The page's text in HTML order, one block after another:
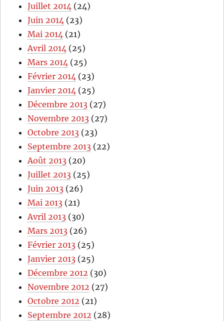
Juillet 2014 (24)
Juin 2014 (23)
Mai 2014 (21)
Avril 2014 (25)
Mars 2014 (25)
Février 2014 (23)
Janvier 2014 (25)
Décembre 2013 (27)
Novembre 2013 (27)
Octobre 2013 (23)
Septembre 2013 (22)
Août 2013 (20)
Juillet 2013 (25)
Juin 2013 (26)
Mai 2013 (21)
Avril 2013 (30)
Mars 2013 (26)
Février 2013 (25)
Janvier 2013 (25)
Décembre 2012 (30)
Novembre 2012 (27)
Octobre 2012 (21)
Septembre 2012 (28)